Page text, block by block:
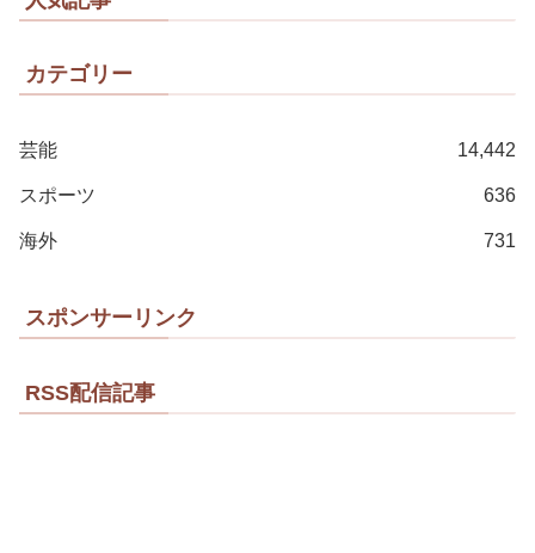
カテゴリー
芸能 14,442
スポーツ 636
海外 731
スポンサーリンク
RSS配信記事